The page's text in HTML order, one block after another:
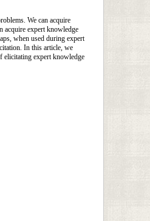
We can acquire
acquire expert knowledge
when used during expert
In this article, we
elicitating expert knowledge